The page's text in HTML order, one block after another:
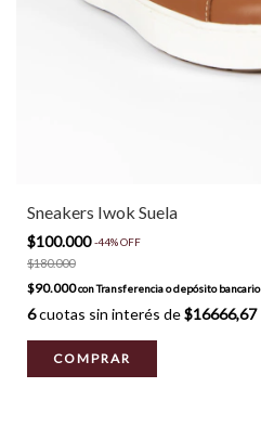
Sneakers Iwok Suela
$100.000-44%OFF
$180.000
$90.000conTransferencia o depósito bancario
6cuotas sin interés de$16666,67
COMPRAR